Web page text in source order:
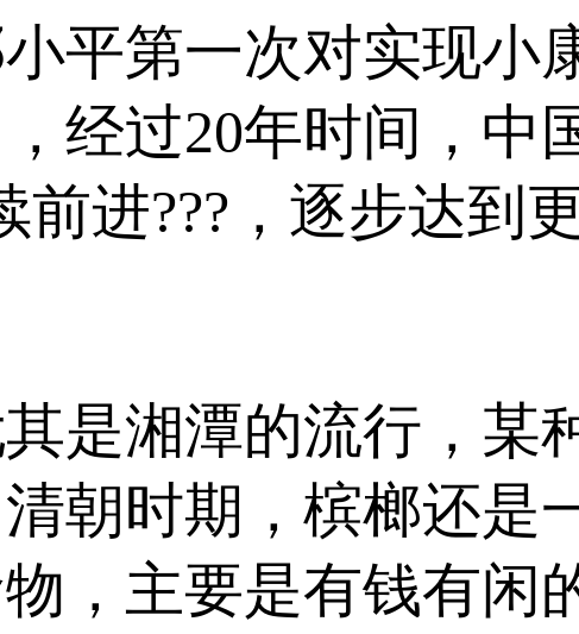
第一次对实现小
经过20年时间，中
前进???，逐步达到
湘潭的流行，某
朝时期，槟榔还是
，主要是有钱有闲